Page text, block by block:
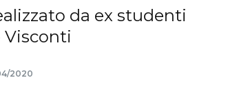
da ex studenti
Visconti
2020